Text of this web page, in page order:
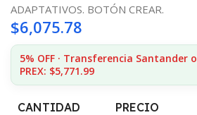
ADAPTATIVOS. BOTÓN CREAR.
$6,075.78
5% OFF · Transferencia Santander o
PREX: $5,771.99
CANTIDAD PRECIO